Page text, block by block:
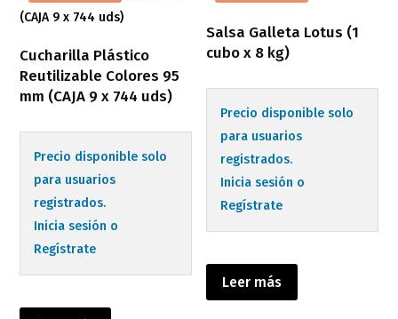
Cucharilla Plástico
Reutilizable Colores 95
mm (CAJA 9 x 744 uds)
Precio disponible solo
para usuarios
registrados.
Inicia sesión o
Regístrate
Salsa Galleta Lotus (1
cubo x 8 kg)
Precio disponible solo
para usuarios
registrados.
Inicia sesión o
Regístrate
Leer más